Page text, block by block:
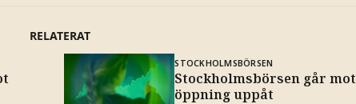
RELATERAT
STOCKHOLMSBÖRSEN
Stockholmsbörsen går mot
öppning uppåt